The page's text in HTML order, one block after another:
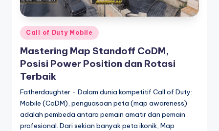
Posted
in
Call of Duty Mobile
Mastering Map Standoff CoDM,
Posisi Power Position dan Rotasi
Terbaik
Fatherdaughter - Dalam dunia kompetitif Call of Duty:
Mobile (CoDM), penguasaan peta (map awareness)
adalah pembeda antara pemain amatir dan pemain
profesional. Dari sekian banyak peta ikonik, Map